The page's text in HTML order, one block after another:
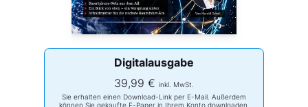
Digitalausgabe
39,99 € inkl. MwSt.
Sie erhalten einen Download-Link per E-Mail. Außerdem
können Sie gekaufte E-Paper in Ihrem Konto downloaden.